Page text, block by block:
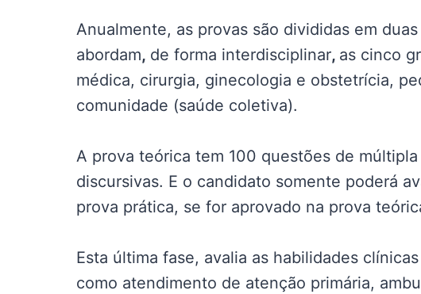
Anualmente, as provas são divididas em
abordam, de forma interdisciplinar, as cinco
médica, cirurgia, ginecologia e obstetrícia,
comunidade (saúde coletiva).
A prova teórica tem 100 questões de
discursivas. E o candidato somente poderá
prova prática, se for aprovado na prova
Esta última fase, avalia as habilidades
como atendimento de atenção primária,